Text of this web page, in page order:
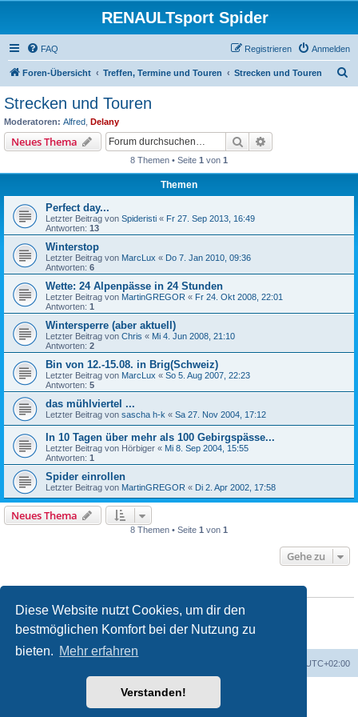
Diese Website nutzt Cookies, um dir den
bestmöglichen Komfort bei der Nutzung zu
bieten. Mehr erfahren
Verstanden!
RENAULTsport Spider
FAQ Anmelden
Registrieren
Foren-Übersicht Treffen, Termine und Touren Strecken und Touren
Strecken und Touren
Moderatoren: Alfred Delany
Neues Thema Suche
8 Themen • Seite 1 von 1
Themen
Perfect day...
Letzter Beitrag von Spideristi « Fr 27. Sep 2013, 16:49
Antworten: 13
Winterstop
Letzter Beitrag von MarcLux « Do 7. Jan 2010, 09:36
Antworten: 6
Wette: 24 Alpenpässe in 24 Stunden
Letzter Beitrag von MartinGREGOR « Fr 24. Okt 2008, 22:01
Antworten: 1
Wintersperre (aber aktuell)
Letzter Beitrag von Chris « Mi 4. Jun 2008, 21:10
Antworten: 2
Bin von 12.-15.08. in Brig(Schweiz)
Letzter Beitrag von MarcLux « So 5. Aug 2007, 22:23
Antworten: 5
das mühlviertel ...
Letzter Beitrag von sascha h-k « Sa 27. Nov 2004, 17:12
In 10 Tagen über mehr als 100 Gebirgspässe...
Letzter Beitrag von Hörbiger « Mi 8. Sep 2004, 15:55
Antworten: 1
Spider einrollen
Letzter Beitrag von MartinGREGOR « Di 2. Apr 2002, 17:58
Neues Thema
8 Themen • Seite 1 von 1
Gehe zu
Du darfst keineneuen Themen in diesem Forum erstellen.
Du darfstkeine Antworten zu Themen in diesem Forum erstellen.
Du darfst deine Beiträge in diesem Forum nicht ändern.
Du darfst deine Beiträge in diesem Forum
UTC+02:00
Powered byphpBB® Forum Software © phpBB Limited
phpBB.de